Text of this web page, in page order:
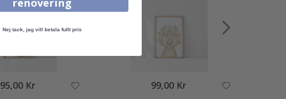
95,00 Kr 99,00 Kr
renovering
Nej tack, jag vill betala fullt pris